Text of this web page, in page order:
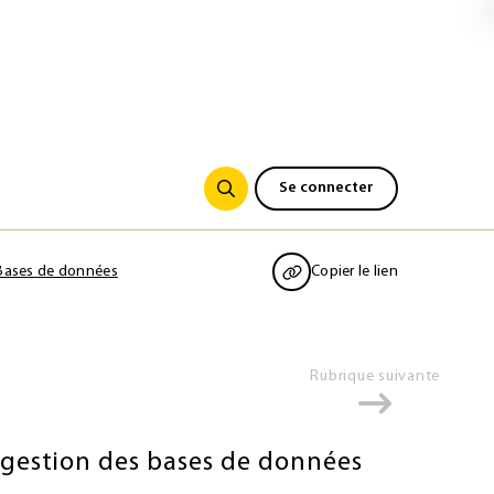
Se connecter
de données Copier le lien
Rubrique suivante
des bases de données